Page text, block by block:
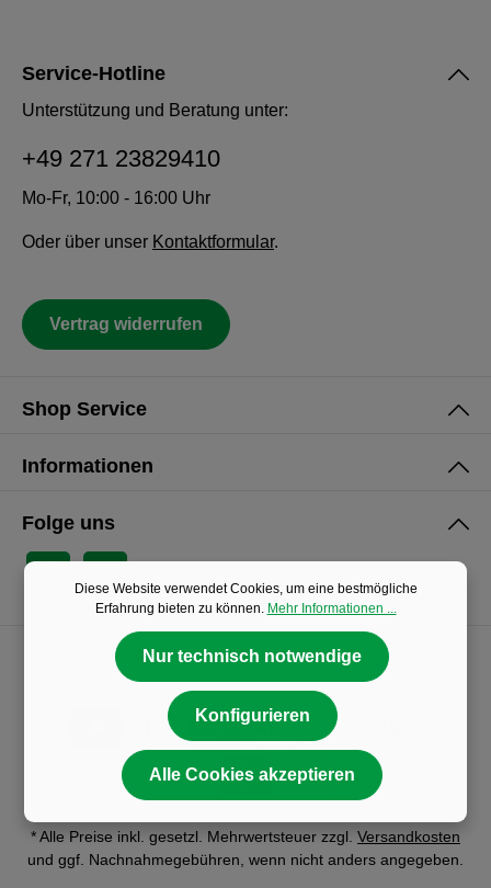
Service-Hotline
Unterstützung und Beratung unter:
+49 271 23829410
Mo-Fr, 10:00 - 16:00 Uhr
Oder über unser Kontaktformular.
Vertrag widerrufen
Shop Service
Informationen
Folge uns
* Alle Preise inkl. gesetzl. Mehrwertsteuer zzgl. Versandkosten
und ggf. Nachnahmegebühren, wenn nicht anders angegeben.
Diese Website verwendet Cookies, um eine bestmögliche
Erfahrung bieten zu können. Mehr Informationen ...
Nur technisch notwendige
Konfigurieren
Alle Cookies akzeptieren